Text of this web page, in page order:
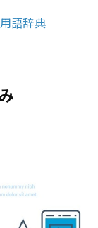
語辞典